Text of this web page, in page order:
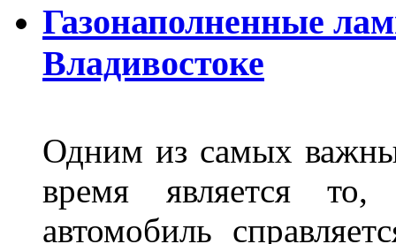
Газонаполненные
Владивостоке
Одним из самых
время является то,
автомобиль